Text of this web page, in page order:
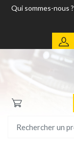
Qui sommes-nous ?